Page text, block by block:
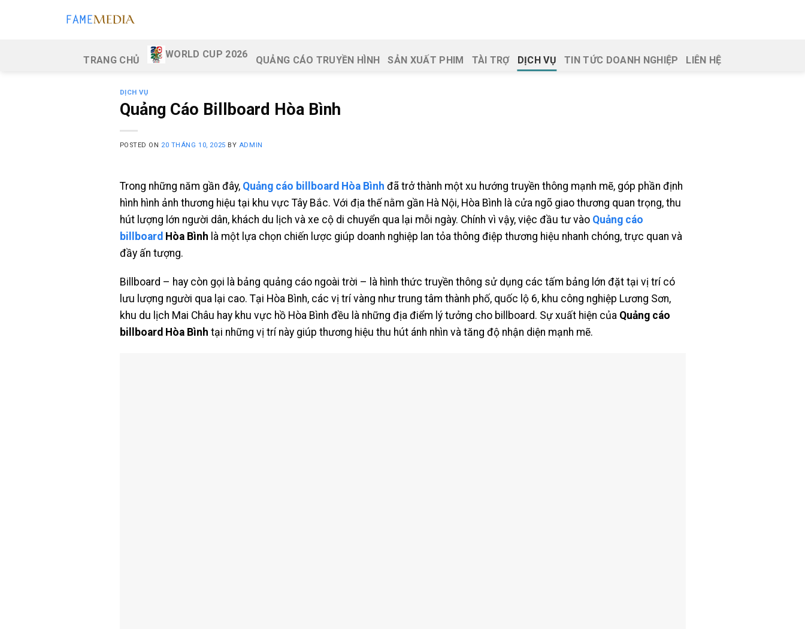
TRANG CHỦ
WORLD CUP 2026
QUẢNG CÁO TRUYỀN HÌNH SẢN XUẤT PHIM TÀI TRỢ DỊCH VỤ TIN TỨC DOANH NGHIỆP LIÊN HỆ
DỊCH VỤ
Quảng Cáo Billboard Hòa Bình
POSTED ON 20 THÁNG 10, 2025 BY ADMIN
Trong những năm gần đây, Quảng cáo billboard Hòa Bình đã trở thành một xu hướng truyền thông mạnh mẽ, góp phần định
hình hình ảnh thương hiệu tại khu vực Tây Bắc. Với địa thế nằm gần Hà Nội, Hòa Bình là cửa ngõ giao thương quan trọng, thu
hút lượng lớn người dân, khách du lịch và xe cộ di chuyển qua lại mỗi ngày. Chính vì vậy, việc đầu tư vào Quảng cáo
billboard Hòa Bình là một lựa chọn chiến lược giúp doanh nghiệp lan tỏa thông điệp thương hiệu nhanh chóng, trực quan và
đầy ấn tượng.
Billboard – hay còn gọi là bảng quảng cáo ngoài trời – là hình thức truyền thông sử dụng các tấm bảng lớn đặt tại vị trí có
lưu lượng người qua lại cao. Tại Hòa Bình, các vị trí vàng như trung tâm thành phố, quốc lộ 6, khu công nghiệp Lương Sơn,
khu du lịch Mai Châu hay khu vực hồ Hòa Bình đều là những địa điểm lý tưởng cho billboard. Sự xuất hiện của Quảng cáo
billboard Hòa Bình tại những vị trí này giúp thương hiệu thu hút ánh nhìn và tăng độ nhận diện mạnh mẽ.